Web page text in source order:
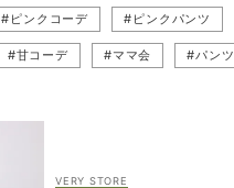
#ピンクコーデ #ピンクパンツ
#甘コーデ #ママ会 #パンツ
VERY STORE